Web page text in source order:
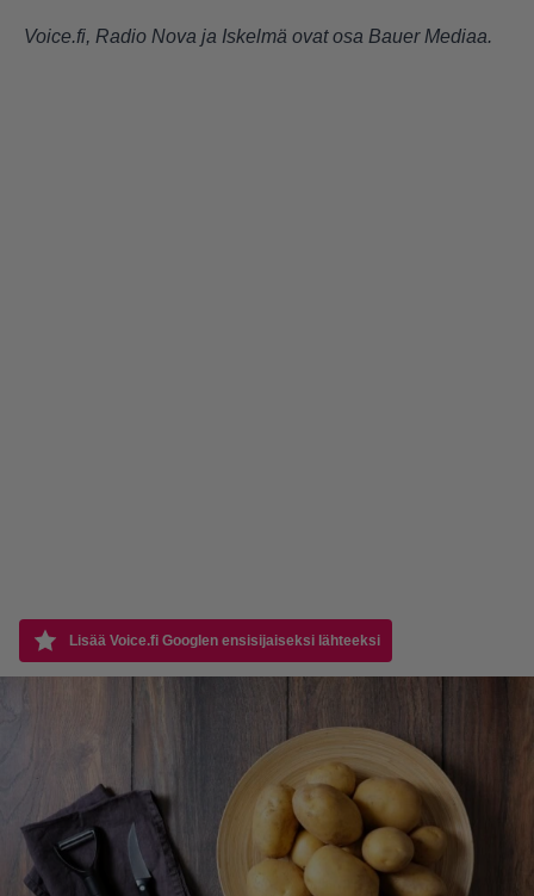
Voice.fi, Radio Nova ja Iskelmä ovat osa Bauer Mediaa.
Lisää Voice.fi Googlen ensisijaiseksi lähteeksi